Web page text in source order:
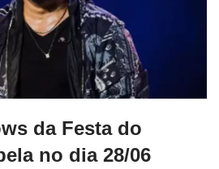
da Festa do
no dia 28/06